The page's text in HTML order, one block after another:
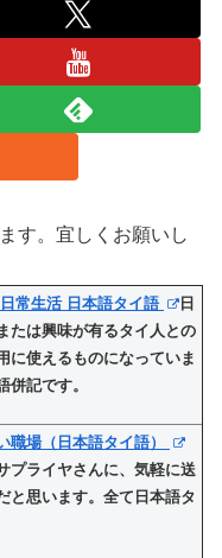
す。宜しくお願いし
常生活 日本語タイ語
日
たは興味が有るタイ人との
に使えるものになっていま
併記です。
場（日本語タイ語）
プライヤさんに、気軽に送
と思います。全て日本語タ